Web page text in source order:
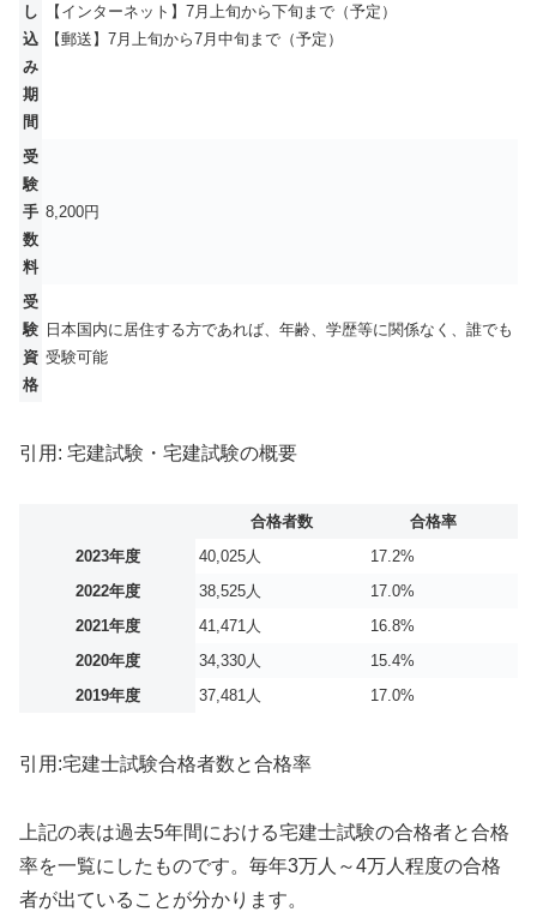
し
込
み
期
間
【インターネット】7月上旬から下旬まで（予定）
【郵送】7月上旬から7月中旬まで（予定）
受
験
手
数
料
8,200円
受
験
資
格
日本国内に居住する方であれば、年齢、学歴等に関係なく、誰でも
受験可能
引用: 宅建試験・宅建試験の概要
合格者数
合格率
2023年度
40,025人
17.2%
2022年度
38,525人
17.0%
2021年度
41,471人
16.8%
2020年度
34,330人
15.4%
2019年度
37,481人 17.0%
引用:宅建士試験合格者数と合格率
上記の表は過去5年間における宅建士試験の合格者と合格
率を一覧にしたものです。毎年3万人～4万人程度の合格
者が出ていることが分かります。